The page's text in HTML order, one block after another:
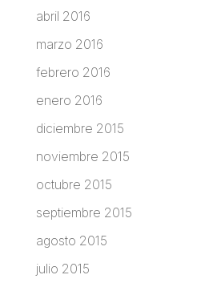
abril 2016
marzo 2016
febrero 2016
enero 2016
diciembre 2015
noviembre 2015
octubre 2015
septiembre 2015
agosto 2015
julio 2015